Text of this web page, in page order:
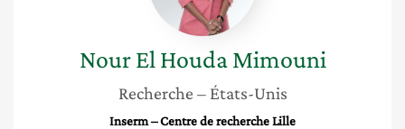
Nour El Houda Mimouni
Recherche – États-Unis
Inserm – Centre de recherche Lille